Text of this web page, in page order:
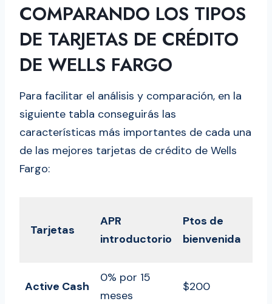
COMPARANDO LOS TIPOS
DE TARJETAS DE CRÉDITO
DE WELLS FARGO
Para facilitar el análisis y comparación, en la
siguiente tabla conseguirás las
características más importantes de cada una
de las mejores tarjetas de crédito de Wells
Fargo:
Tarjetas
APR
introductorio
Ptos de
bienvenida
Active Cash
0% por 15
meses
$200